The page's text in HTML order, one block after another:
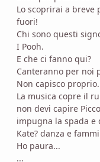
Lo scoprirai a breve
fuori!
Chi sono questi
I Pooh.
E che ci fanno qui?
Canteranno per noi
Non capisco
La musica copre il
non devi capire
impugna la spada e
Kate? danza e
Ho paura...
...